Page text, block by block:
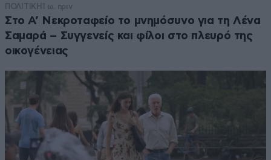
ΠΟΛΙΤΙΚΗ 1 ω. πριν
Στο Α’ Νεκροταφείο το μνημόσυνο για τη Λένα
Σαμαρά – Συγγενείς και φίλοι στο πλευρό της
οικογένειας